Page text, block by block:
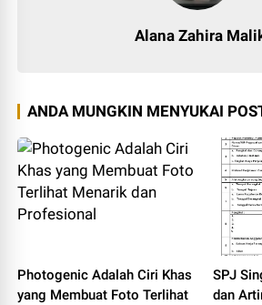
Alana Zahira
ANDA MUNGKIN MENYUKAI
Photogenic Adalah Ciri Khas
yang Membuat Foto Terlihat
SPJ
dan